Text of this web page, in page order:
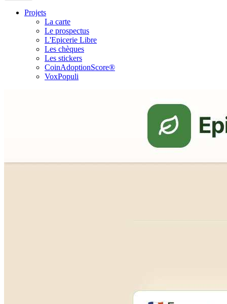
Projets
La carte
Le prospectus
L'Epicerie Libre
Les chèques
Les stickers
CoinAdoptionScore®
VoxPopuli